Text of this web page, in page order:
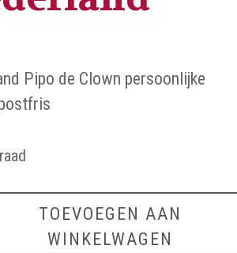
Pipo de Clown persoonlijke
TOEVOEGEN AAN
WINKELWAGEN